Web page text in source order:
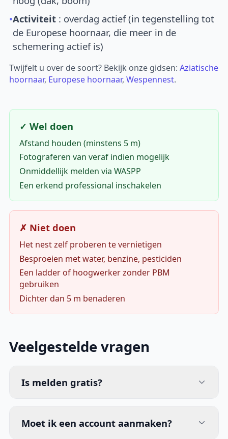
•Activiteit : overdag actief (in tegenstelling tot
de Europese hoornaar, die meer in de
schemering actief is)
Twijfelt u over de soort? Bekijk onze gidsen:Aziatische
hoornaar, Europese hoornaar,Wespennest.
✓ Wel doen
Afstand houden (minstens 5 m)
Fotograferen van veraf indien mogelijk
Onmiddellijk melden via WASPP
Een erkend professional inschakelen
✗ Niet doen
Het nest zelf proberen te vernietigen
Besproeien met water, benzine, pesticiden
Een ladder of hoogwerker zonder PBM
gebruiken
Dichter dan 5 m benaderen
Veelgestelde vragen
Is melden gratis?
Moet ik een account aanmaken?